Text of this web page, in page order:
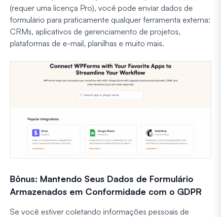
(requer uma licença Pro), você pode enviar dados de
formulário para praticamente qualquer ferramenta externa:
CRMs, aplicativos de gerenciamento de projetos,
plataformas de e-mail, planilhas e muito mais.
Bônus: Mantendo Seus Dados de Formulário
Armazenados em Conformidade com o GDPR
Se você estiver coletando informações pessoais de